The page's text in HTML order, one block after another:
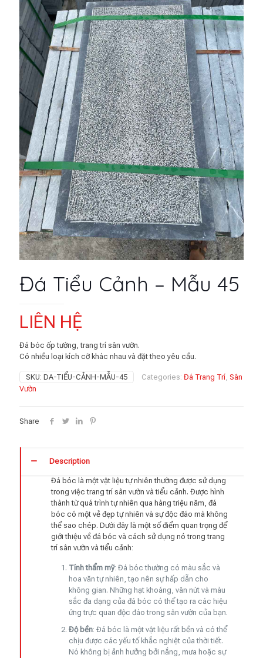
Đá Tiểu Cảnh – Mẫu 45
LIÊN HỆ
Đá bóc ốp tường, trang trí sân vườn.
Có nhiều loại kích cỡ khác nhau và đặt theo yêu cầu.
SKU: DA-TIỂU-CẢNH-MẪU-45 Categories: Đá Trang Trí, Sân
Vườn
Share
Description
Đá bóc là một vật liệu tự nhiên thường được sử dụng
trong việc trang trí sân vườn và tiểu cảnh. Được hình
thành từ quá trình tự nhiên qua hàng triệu năm, đá
bóc có một vẻ đẹp tự nhiên và sự độc đáo mà không
thể sao chép. Dưới đây là một số điểm quan trọng để
giới thiệu về đá bóc và cách sử dụng nó trong trang
trí sân vườn và tiểu cảnh:
Tính thẩm mỹ: Đá bóc thường có màu sắc và
hoa văn tự nhiên, tạo nên sự hấp dẫn cho
không gian. Những hạt khoáng, vân nứt và màu
sắc đa dạng của đá bóc có thể tạo ra các hiệu
ứng trực quan độc đáo trong sân vườn của bạn.
Độ bền: Đá bóc là một vật liệu rất bền và có thể
chịu được các yếu tố khắc nghiệt của thời tiết.
Nó không bị ảnh hưởng bởi nắng, mưa hoặc sự